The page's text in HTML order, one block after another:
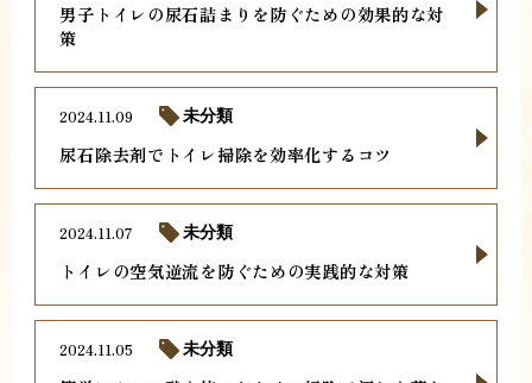
男子トイレの尿石詰まりを防ぐための効果的な対
策
尿石除去剤でトイレ掃除を効率化するコツ
2024.11.09 未分類
トイレの空気逆流を防ぐための実践的な対策
2024.11.07 未分類
2024.11.05 未分類